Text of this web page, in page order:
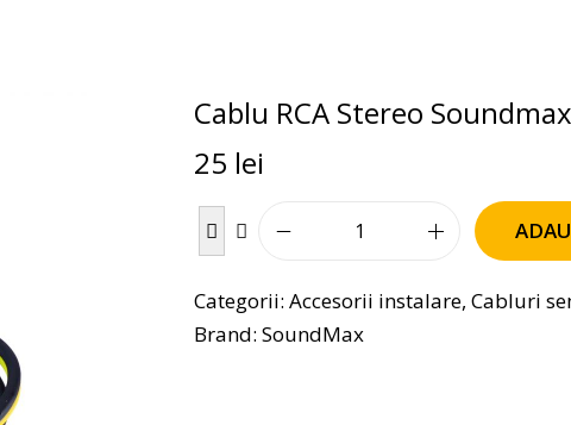
Cablu RCA Stereo
25 lei
Categorii: Accesorii instalare, Cabluri
Brand: SoundMax